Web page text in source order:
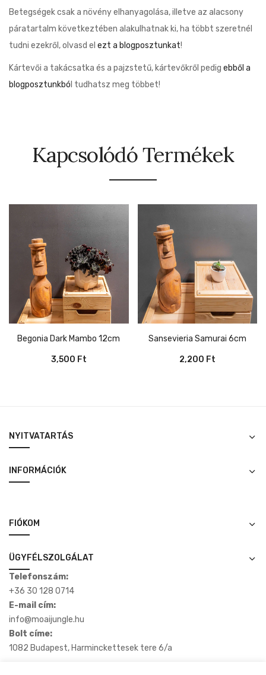
Betegségek csak a növény elhanyagolása, illetve az alacsony
páratartalm következtében alakulhatnak ki, ha többt szeretnél
tudni ezekről, olvasd el ezt a blogposztunkat!
Kártevői a takácsatka és a pajzstetű, kártevőkről pedig ebből a
blogposztunkbó l tudhatsz meg többet!
Kapcsolódó Termékek
Begonia Dark Mambo 12cm
3,500 Ft
Sansevieria Samurai 6cm
2,200 Ft
NYITVATARTÁS
INFORMÁCIÓK
FIÓKOM
ÜGYFÉLSZOLGÁLAT
Telefonszám:
+36 30 128 0714
E-mail cím:
info@moaijungle.hu
Bolt címe:
1082 Budapest, Harminckettesek tere 6/a